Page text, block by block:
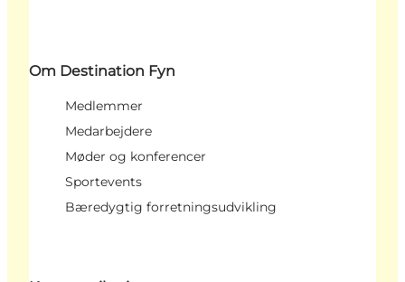
Om Destination Fyn
Medlemmer
Medarbejdere
Møder og konferencer
Sportevents
Bæredygtig forretningsudvikling